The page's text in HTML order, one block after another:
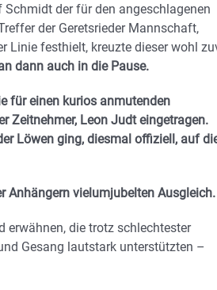
der für den angeschlagenen
der Geretsrieder Mannschaft,
Linie festhielt, kreuzte dieser wohl
dann auch in die Pause.
für einen kurios anmutenden
Zeitnehmer, Leon Judt eingetragen.
Löwen ging, diesmal offiziell, auf
Anhängern vielumjubelten Ausgleich.
erwähnen, die trotz schlechtester
Gesang lautstark unterstützten –